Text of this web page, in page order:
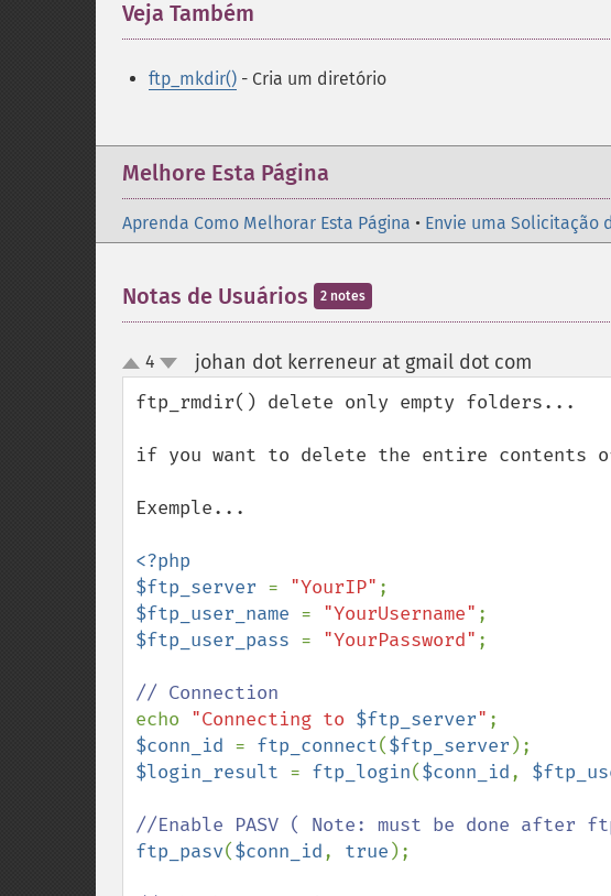
Veja Também
ftp_mkdir() - Cria um diretório
Melhore Esta Página
Aprenda Como Melhorar Esta Página • Envie uma Solicitação
Notas de Usuários 2 notes
up
down
4 johan dot kerreneur at gmail dot com
ftp_rmdir() delete only empty folders...
if you want to delete the entire
Exemple...
<?php
$ftp_server = "YourIP"
$ftp_user_name = "YourUsername"
$ftp_user_pass = "YourPassword" ;
echo "Connecting to $ftp_server"
$conn_id = ftp_connect($ftp_server
$login_result = ftp_login($conn_id,
ftp_pasv($conn_id, true );